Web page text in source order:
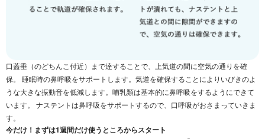
口蓋垂（のどちんこ付近）まで達することで、上気道の間に空気の通りを確
保。 睡眠時の鼻呼吸をサポートします。気道を確保することによりいびきのよ
うな大きな振動音を低減します。哺乳類は基本的に鼻呼吸をするようにできて
います。 ナステントは鼻呼吸をサポートするので、口呼吸がおさまっていきま
す。
今だけ！まずは1週間だけ使うところからスタート